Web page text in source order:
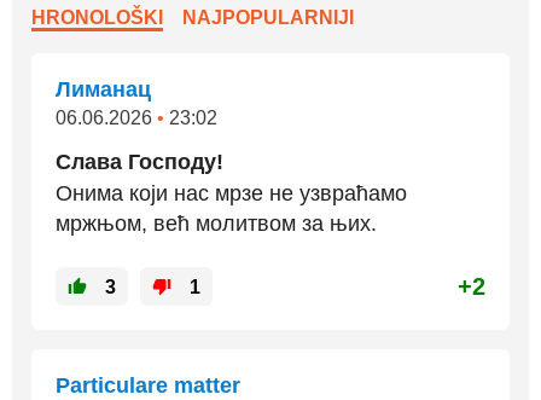
HRONOLOŠKI NAJPOPULARNIJI
Лиманац
06.06.2026 • 23:02
Слава Господу!
Онима који нас мрзе не узвраћамо
мржњом, већ молитвом за њих.
3 1 +2
Particulare matter